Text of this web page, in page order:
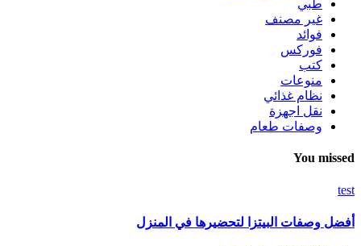
طبي
غير مصنف
فوائد
فوركس
كتب
منوعات
نظام غذائي
نقل اجهزة
وصفات طعام
You missed
test
أفضل وصفات البيتزا لتحضيرها في المنزل